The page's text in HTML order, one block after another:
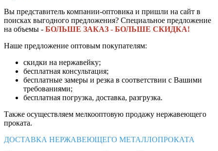
Вы представитель компании-оптовика и пришли на сайт в
поисках выгодного предложения? Специальное предложение
на объемы - БОЛЬШЕ ЗАКАЗ - БОЛЬШЕ СКИДКА!
Наше предложение оптовым покупателям:
скидки на нержавейку;
бесплатная консультация;
бесплатные замеры и резка в соответствии с Вашими
требованиями;
бесплатная погрузка, доставка, разгрузка.
Также осуществляем мелкооптовую продажу нержавеющего
проката.
ДОСТАВКА НЕРЖАВЕЮЩЕГО МЕТАЛЛОПРОКАТА